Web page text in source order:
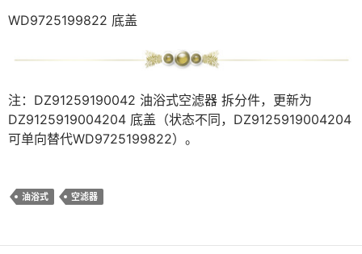
WD9725199822 底盖
注：DZ91259190042 油浴式空滤器 拆分件，更新为
DZ9125919004204 底盖（状态不同，DZ9125919004204
可单向替代WD9725199822）。
油浴式 空滤器